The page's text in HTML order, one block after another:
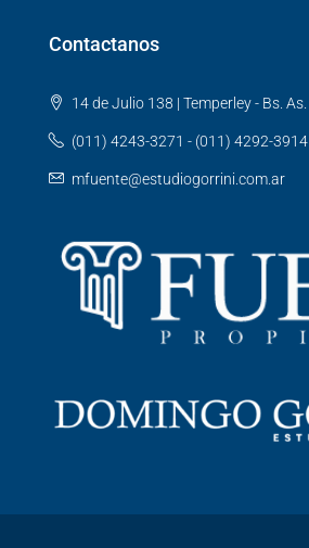
Contactanos
14 de Julio 138 | Temperley - Bs. As.
(011) 4243-3271 - (011) 4292-3914
mfuente@estudiogorrini.com.ar